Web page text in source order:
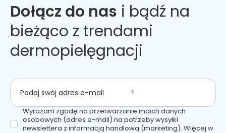
Dołącz do nas i bądź na
bieżąco z trendami
dermopielęgnacji
Podaj swój adres e-mail
Wyrażam zgodę na przetwarzanie moich danych
osobowych (adres e-mail) na potrzeby wysyłki
newslettera z informacją handlową (marketing). Więcej w